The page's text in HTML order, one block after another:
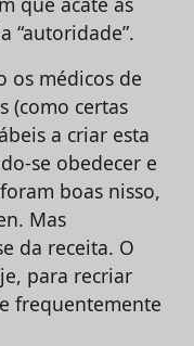
“autoridade”.
os médicos de
(como certas
a criar esta
se obedecer e
boas nisso,
Mas
da receita. O
para recriar
frequentemente